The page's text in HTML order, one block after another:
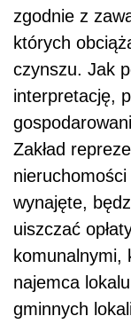
zgodnie z
których
czynszu. Jak
interpretację,
Zakład
wynajęte,
uiszczać
komunalnymi,
najemca
gminnych